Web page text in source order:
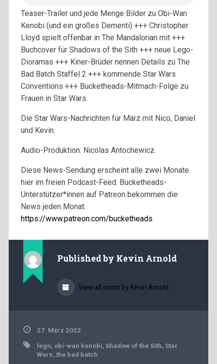
Teaser-Trailer und jede Menge Bilder zu Obi-Wan
Kenobi (und ein großes Dementi) +++ Christopher
Lloyd spielt offenbar in The Mandalorian mit +++
Buchcover für Shadows of the Sith +++ neue Lego-
Dioramas +++ Kiner-Brüder nennen Details zu The
Bad Batch Staffel 2 +++ kommende Star Wars
Conventions +++ Bucketheads-Mitmach-Folge zu
Frauen in Star Wars.
Die Star Wars-Nachrichten für März mit Nico, Daniel
und Kevin.
Audio-Produktion: Nicolas Antochewicz.
Diese News-Sendung erscheint alle zwei Monate
hier im freien Podcast-Feed. Bucketheads-
Unterstützer*innen auf Patreon bekommen die
News jeden Monat.
https://www.patreon.com/bucketheads
Published by Kevin Arnold
View all posts by Kevin Arnold
27. März 2022
lego, obi-wan kenobi, Shadow of the Sith, Star
Wars, the bad batch